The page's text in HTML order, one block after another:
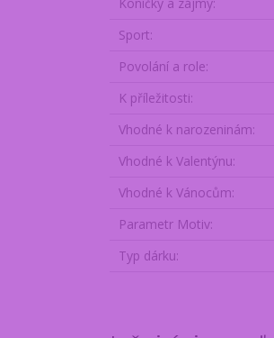
Sport
Povolání a role
K příležitosti
Vhodné k narozeninám
Vhodné k Valentýnu
Vhodné k Vánocům
Parametr Motiv
Typ dárku